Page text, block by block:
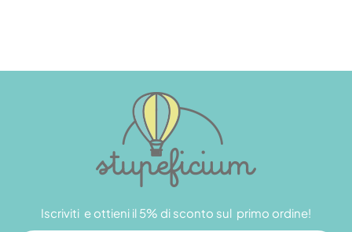
Iscriviti e ottieni il 5% di sconto sul primo ordine!